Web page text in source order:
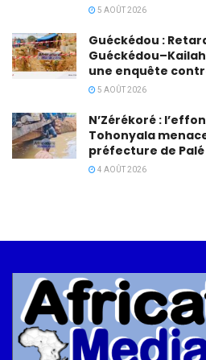
5 AOÛT 2026
Guéckédou :
une enquête contre
5 AOÛT 2026
N’Zérékoré :
Tohonyala
préfecture de Palé
4 AOÛT 2026